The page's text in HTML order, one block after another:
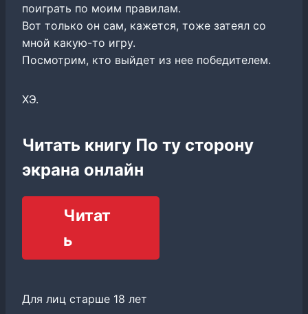
поиграть по моим правилам.
Вот только он сам, кажется, тоже затеял со
мной какую-то игру.
Посмотрим, кто выйдет из нее победителем.
ХЭ.
Читать книгу По ту сторону
экрана онлайн
Читат
ь
Для лиц старше 18 лет